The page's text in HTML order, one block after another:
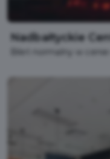
Nadbałtyckie
Bilet normalny w